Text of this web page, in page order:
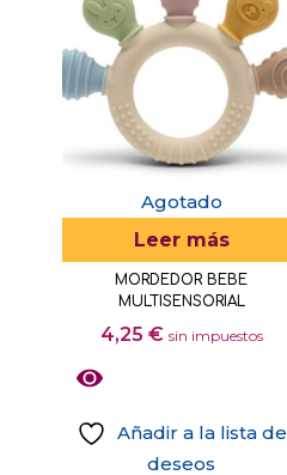
múltiples
variantes.
opciones
se
pueden
elegir
en
página
producto
Agotado
Leer más
MORDEDOR BEBE
MULTISENSORIAL
4,25 € sin impuestos
Añadir a la lista de
deseos